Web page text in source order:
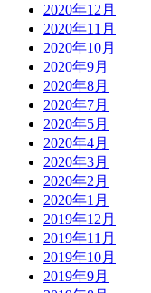
2020年12月
2020年11月
2020年10月
2020年9月
2020年8月
2020年7月
2020年5月
2020年4月
2020年3月
2020年2月
2020年1月
2019年12月
2019年11月
2019年10月
2019年9月